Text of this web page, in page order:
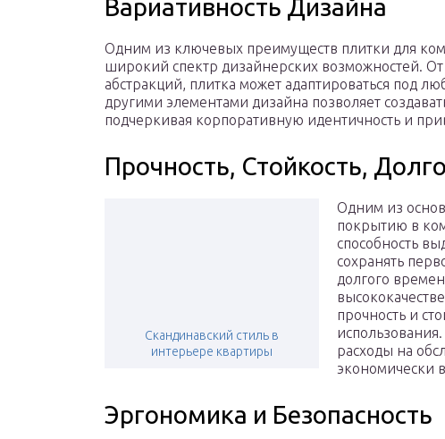
Вариативность Дизайна
Одним из ключевых преимуществ плитки для
широкий спектр дизайнерских возможностей.
абстракций, плитка может адаптироваться под
другими элементами дизайна позволяет
подчеркивая корпоративную идентичность и
Прочность, Стойкость,
Скандинавский стиль в
интерьере квартиры
Одним из
покрытию в
способность
сохранять
долгого
прочность и
расходы на
экономически
Эргономика и Безопасность